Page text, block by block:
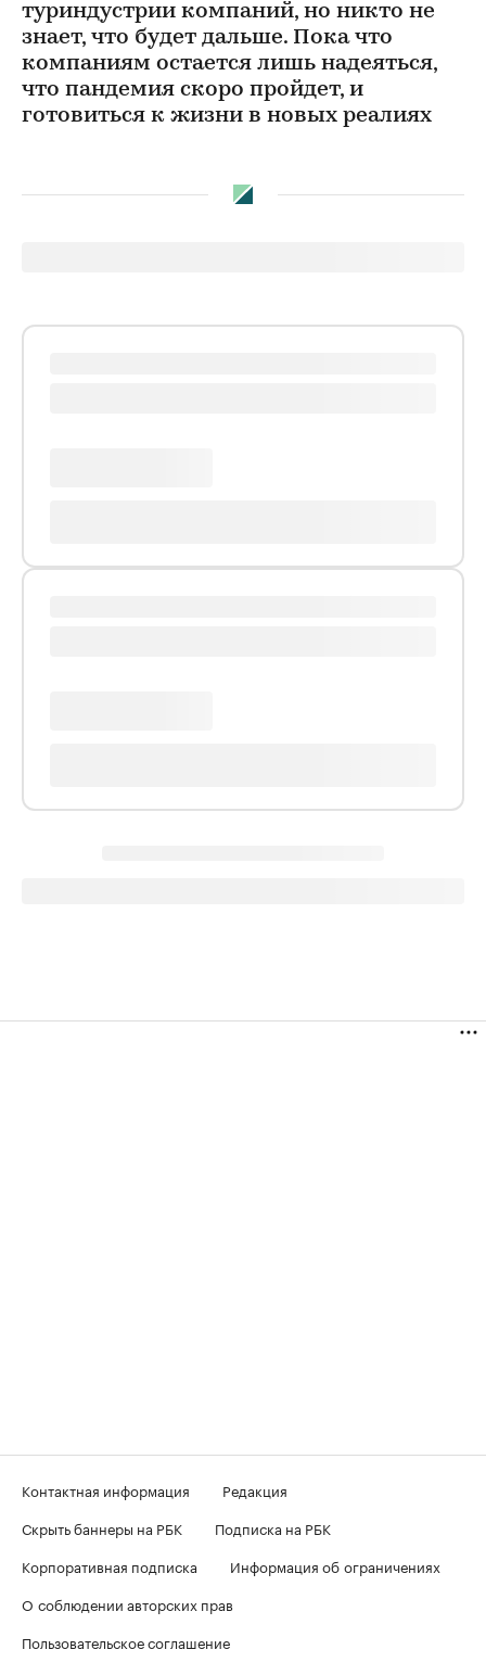
туриндустрии компаний, но никто не
знает, что будет дальше. Пока что
компаниям остается лишь надеяться,
что пандемия скоро пройдет, и
готовиться к жизни в новых реалиях
Контактная информация
Редакция
Скрыть баннеры на РБК
Подписка на РБК
Корпоративная подписка
Информация об ограничениях
О соблюдении авторских прав
Пользовательское соглашение